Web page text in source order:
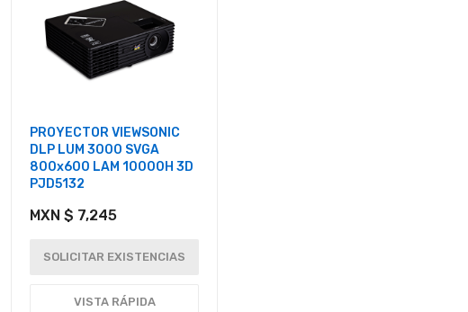
PROYECTOR VIEWSONIC
DLP LUM 3000 SVGA
800x600 LAM 10000H 3D
PJD5132
MXN $ 7,245
SOLICITAR EXISTENCIAS
VISTA RÁPIDA